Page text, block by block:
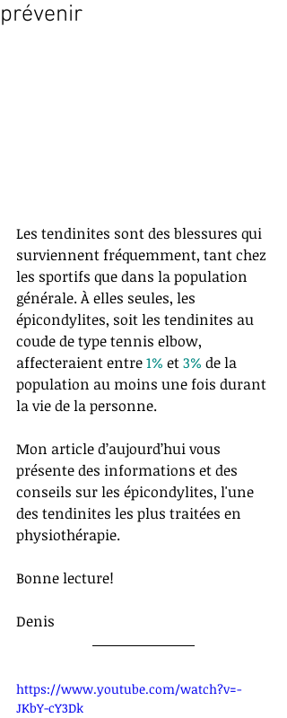
prévenir
Les tendinites sont des blessures qui
surviennent fréquemment, tant chez
les sportifs que dans la population
générale. À elles seules, les
épicondylites, soit les tendinites au
coude de type tennis elbow,
affecteraient entre 1% et 3% de la
population au moins une fois durant
la vie de la personne.
Mon article d’aujourd’hui vous
présente des informations et des
conseils sur les épicondylites, l'une
des tendinites les plus traitées en
physiothérapie.
Bonne lecture!
Denis
https://www.youtube.com/watch?v=-
JKbY-cY3Dk